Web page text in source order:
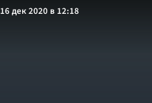
16 дек 2020 в 12:18